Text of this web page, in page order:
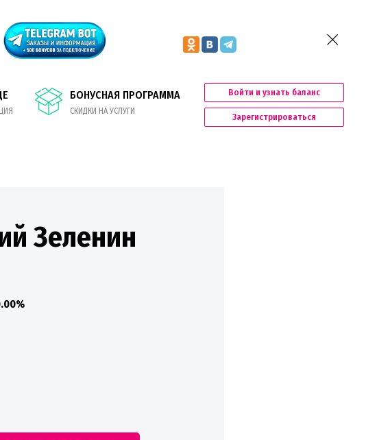
БОНУСНАЯ ПРОГРАММА
СКИДКИ НА УСЛУГИ
Войти и узнать баланс
Зарегистрироваться
Зеленин